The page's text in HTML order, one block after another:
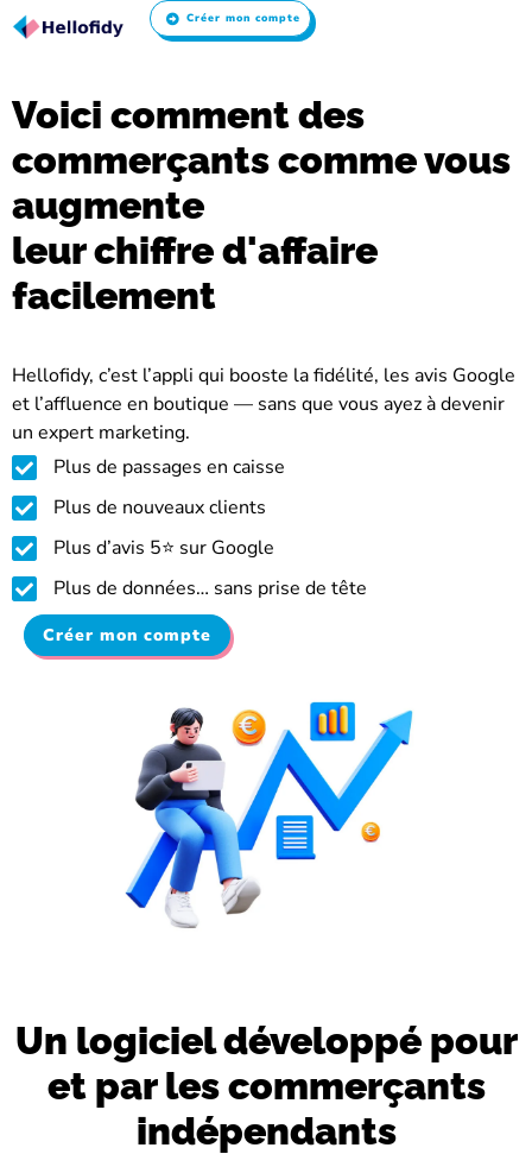
Créer mon compte
Voici comment des
commerçants comme vous
augmente
leur chiffre d'affaire
facilement
Hellofidy, c’est l’appli qui booste la fidélité, les avis Google
et l’affluence en boutique — sans que vous ayez à devenir
un expert marketing.
Plus de passages en caisse
Plus de nouveaux clients
Plus d’avis 5⭐ sur Google
Plus de données… sans prise de tête
Créer mon compte
Un logiciel développé pour
et par les commerçants
indépendants